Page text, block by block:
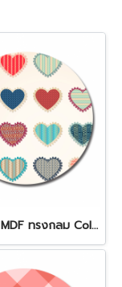
ที่รองแก้ว MDF ทรงกลม Colorful heart